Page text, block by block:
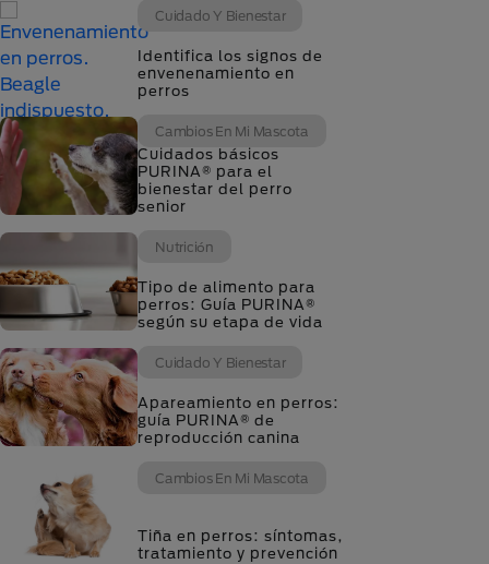
Cuidado Y Bienestar
Identifica los signos de
envenenamiento en
perros
Cambios En Mi Mascota
Cuidados básicos
PURINA® para el
bienestar del perro
senior
Nutrición
Tipo de alimento para
perros: Guía PURINA®
según su etapa de vida
Cuidado Y Bienestar
Apareamiento en perros:
guía PURINA® de
reproducción canina
Cambios En Mi Mascota
Tiña en perros: síntomas,
tratamiento y prevención